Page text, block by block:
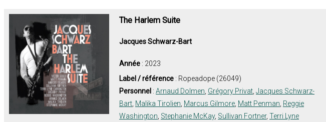
The Harlem Suite
Jacques Schwarz-Bart
Année : 2023
Label / référence : Ropeadope (26049)
Personnel : Arnaud Dolmen Grégory Privat Jacques Schwarz-
Bart Malika Tirolien Marcus Gilmore Matt Penman Reggie
Washington Stephanie McKay, Sullivan Fortner, Terri Lyne